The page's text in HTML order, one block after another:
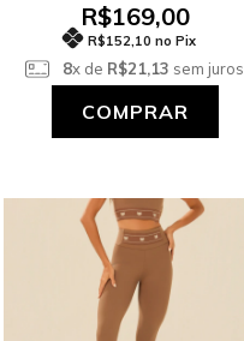
R$169,00
R$152,10 no Pix
8x de R$21,13 sem juros
COMPRAR